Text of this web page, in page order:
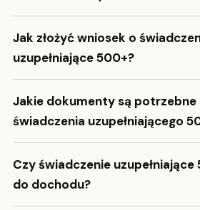
Jak złożyć wniosek o
uzupełniające 500+?
Jakie dokumenty są potrzebne
świadczenia uzupełniającego
Czy świadczenie
do dochodu?